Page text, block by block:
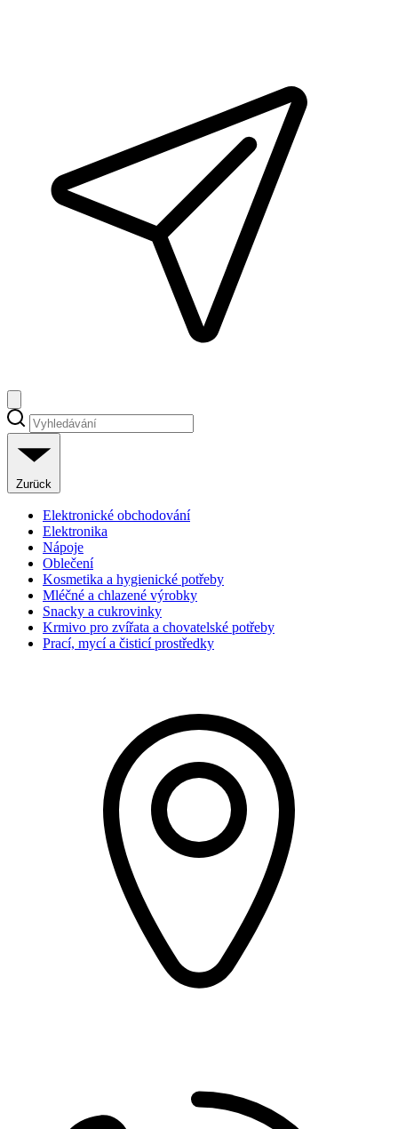
Zurück
Elektronické obchodování
Elektronika
Nápoje
Oblečení
Kosmetika a hygienické potřeby
Mléčné a chlazené výrobky
Snacky a cukrovinky
Krmivo pro zvířata a chovatelské potřeby
Prací, mycí a čisticí prostředky